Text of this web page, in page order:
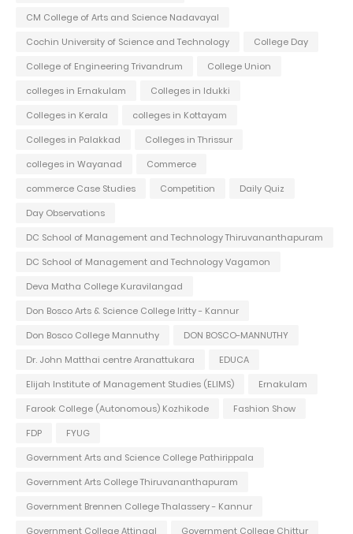
CM College of Arts and Science Nadavayal
Cochin University of Science and Technology
College Day
College of Engineering Trivandrum
College Union
colleges in Ernakulam
Colleges in Idukki
Colleges in Kerala
colleges in Kottayam
Colleges in Palakkad
Colleges in Thrissur
colleges in Wayanad
Commerce
commerce Case Studies
Competition
Daily Quiz
Day Observations
DC School of Management and Technology Thiruvananthapuram
DC School of Management and Technology Vagamon
Deva Matha College Kuravilangad
Don Bosco Arts & Science College Iritty - Kannur
Don Bosco College Mannuthy
DON BOSCO-MANNUTHY
Dr. John Matthai centre Aranattukara
EDUCA
Elijah Institute of Management Studies (ELIMS)
Ernakulam
Farook College (Autonomous) Kozhikode
Fashion Show
FDP
FYUG
Government Arts and Science College Pathirippala
Government Arts College Thiruvananthapuram
Government Brennen College Thalassery - Kannur
Government College Attingal
Government College Chittur